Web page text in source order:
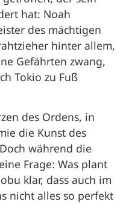
hat: Noah
des mächtigen
hinter allem,
Gefährten zwang,
Tokio zu Fuß
des Ordens, in
die Kunst des
während die
Frage: Was plant
klar, dass auch im
nicht alles so perfekt